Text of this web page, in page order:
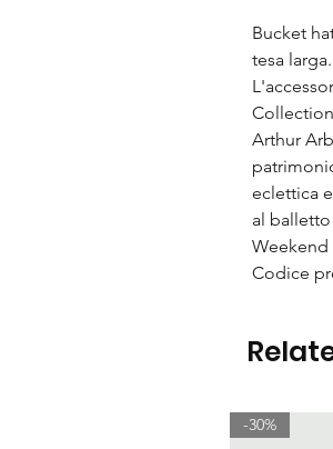
Bucket
tesa
Arthur
eclettica
al
Weekend
Codice
-30%